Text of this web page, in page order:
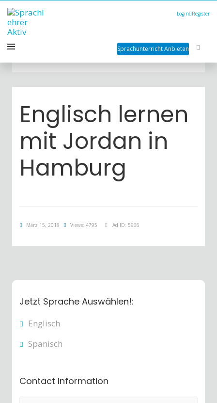
Login Register
Sprachunterricht Anbieten
Englisch lernen
mit Jordan in
Hamburg
März 15, 2018 Views: 4795 Ad ID: 5966
Jetzt Sprache Auswählen!:
Englisch
Spanisch
Contact Information